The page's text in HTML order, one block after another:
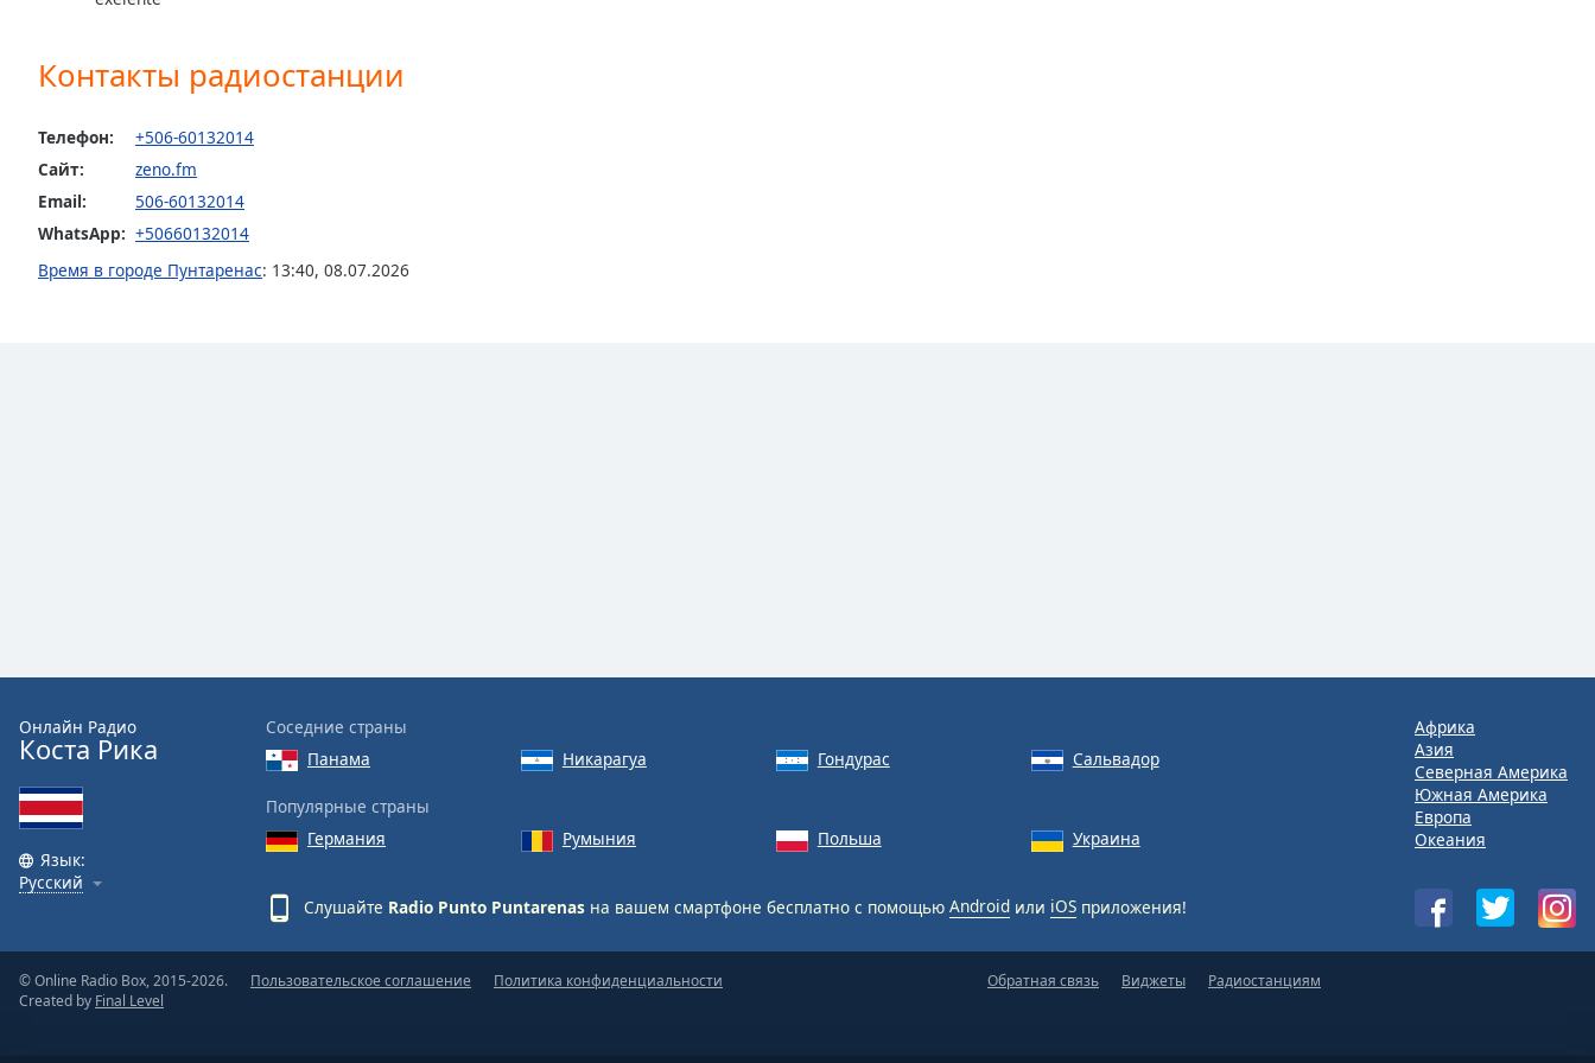
Color
Opacity
Font
Edge
Style
Font
Reset
Контакты радиостанции
Телефон:
+506-60132014
Сайт:
zeno.fm
Email:
506-60132014
WhatsApp: +50660132014
Время в городе Пунтаренас: 13:40, 08.07.2026
Онлайн Радио
Коста Рика
Язык:
Русский
Соседние страны
Панама
Никарагуа Гондурас Сальвадор
Популярные страны
Германия
Румыния Польша Украина
Слушайте Radio Punto Puntarenas на вашем смартфоне бесплатно с помощью Android или iOS приложения!
Африка
Азия
Северная Америка
Южная Америка
Европа
Океания
© Online Radio Box, 2015-2026.
Created by Final Level
Пользовательское соглашение Политика конфиденциальности Обратная связь Виджеты Радиостанциям